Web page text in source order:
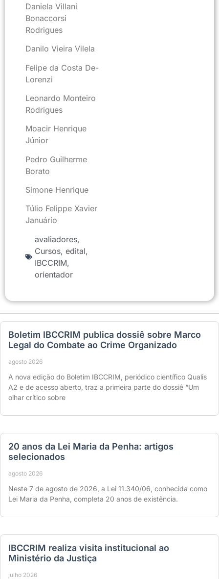
Daniela Villani
Bonaccorsi
Rodrigues
Danilo Vieira Vilela
Felipe da Costa De-
Lorenzi
Leonardo Monteiro
Rodrigues
Moacir Henrique
Júnior
Pedro Guilherme
Borato
Simone Henrique
Túlio Felippe Xavier
Januário
avaliadores,
Cursos, edital,
IBCCRIM,
orientador
Boletim IBCCRIM publica dossiê sobre Marco
Legal do Combate ao Crime Organizado
agosto 2026
A nova edição do Boletim IBCCRIM, periódico científico Qualis
A2 e de acesso aberto, traz a primeira parte do dossiê “Um
olhar crítico sobre
20 anos da Lei Maria da Penha: artigos
selecionados
agosto 2026
Neste 7 de agosto de 2026, a Lei 11.340/06, conhecida como
Lei Maria da Penha, completa 20 anos de existência.
IBCCRIM realiza visita institucional ao
Ministério da Justiça
julho 2026